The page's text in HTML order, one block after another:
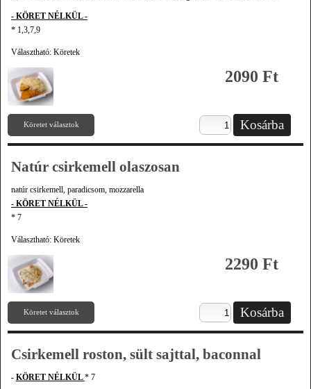
- KÖRET NÉLKÜL -
* 1,3,7,9
Választható: Köretek
Köretet választok
2090 Ft
Natúr csirkemell olaszosan
natúr csirkemell, paradicsom, mozzarella
- KÖRET NÉLKÜL -
* 7
Választható: Köretek
Köretet választok
2290 Ft
Csirkemell roston, sült sajttal, baconnal
- KÖRET NÉLKÜL* 7